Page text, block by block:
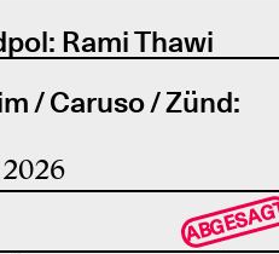
Rami Thawi
/ Caruso / Zünd: